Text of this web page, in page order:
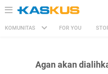
KOMUNITAS FOR YOU
Agan akan